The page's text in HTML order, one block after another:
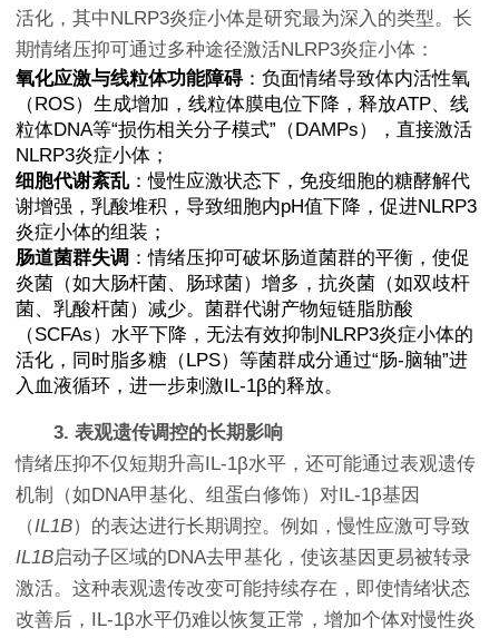
活化，其中NLRP3炎症小体是研究最为深入的类型。长
期情绪压抑可通过多种途径激活NLRP3炎症小体：
氧化应激与线粒体功能障碍：负面情绪导致体内活性氧
（ROS）生成增加，线粒体膜电位下降，释放ATP、线
粒体DNA等“损伤相关分子模式”（DAMPs），直接激活
NLRP3炎症小体；
细胞代谢紊乱：慢性应激状态下，免疫细胞的糖酵解代
谢增强，乳酸堆积，导致细胞内pH值下降，促进NLRP3
炎症小体的组装；
肠道菌群失调 ：情绪压抑可破坏肠道菌群的平衡，使促
炎菌（如大肠杆菌、肠球菌）增多，抗炎菌（如双歧杆
菌、乳酸杆菌）减少。菌群代谢产物短链脂肪酸
（SCFAs）水平下降，无法有效抑制NLRP3炎症小体的
活化，同时脂多糖（LPS）等菌群成分通过“肠-脑轴”进
入血液循环，进一步刺激IL-1β的释放。
3. 表观遗传调控的长期影响
情绪压抑不仅短期升高IL-1β水平，还可能通过表观遗传
机制（如DNA甲基化、组蛋白修饰）对IL-1β基因
（IL1B）的表达进行长期调控。例如，慢性应激可导致
IL1B启动子区域的DNA去甲基化，使该基因更易被转录
激活。这种表观遗传改变可能持续存在，即使情绪状态
改善后，IL-1β水平仍难以恢复正常，增加个体对慢性炎